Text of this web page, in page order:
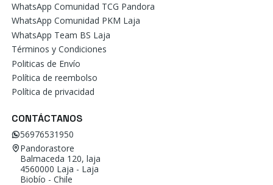
WhatsApp Comunidad TCG Pandora
WhatsApp Comunidad PKM Laja
WhatsApp Team BS Laja
Términos y Condiciones
Politicas de Envío
Política de reembolso
Política de privacidad
CONTÁCTANOS
56976531950
Pandorastore
Balmaceda 120, laja
4560000 Laja - Laja
Biobío - Chile